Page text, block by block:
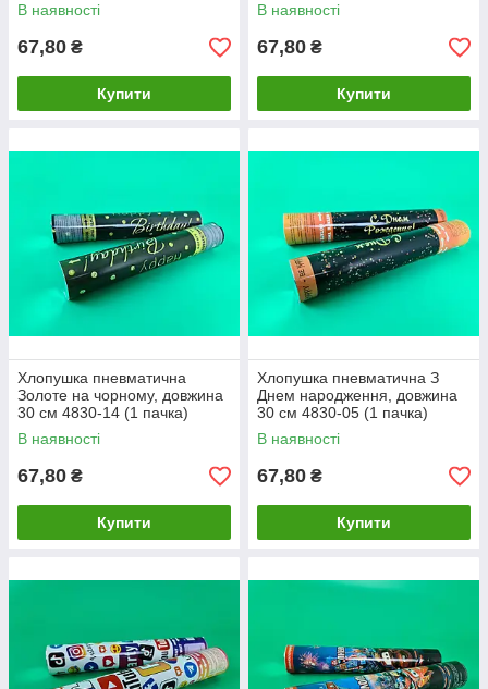
В наявності
67,80 ₴
Купити
В наявності
67,80 ₴
Купити
Хлопушка пневматична
Золоте на чорному, довжина
30 см 4830-14 (1 пачка)
В наявності
67,80 ₴
Купити
Хлопушка пневматична З
Днем народження, довжина
30 см 4830-05 (1 пачка)
В наявності
67,80 ₴
Купити